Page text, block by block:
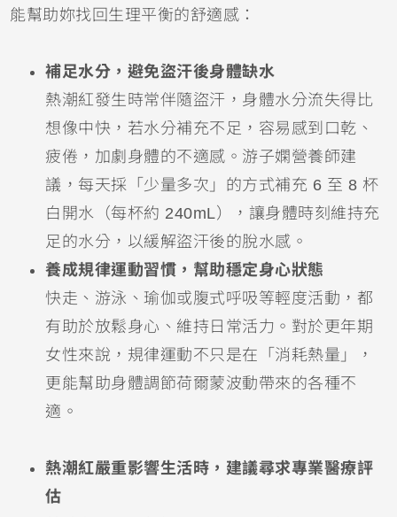
能幫助妳找回生理平衡的舒適感：
補足水分，避免盜汗後身體缺水
熱潮紅發生時常伴隨盜汗，身體水分流失得比
想像中快，若水分補充不足，容易感到口乾、
疲倦，加劇身體的不適感。游子嫻營養師建
議，每天採「少量多次」的方式補充 6 至 8 杯
白開水（每杯約 240mL），讓身體時刻維持充
足的水分，以緩解盜汗後的脫水感。
養成規律運動習慣，幫助穩定身心狀態
快走、游泳、瑜伽或腹式呼吸等輕度活動，都
有助於放鬆身心、維持日常活力。對於更年期
女性來說，規律運動不只是在「消耗熱量」，
更能幫助身體調節荷爾蒙波動帶來的各種不
適。
熱潮紅嚴重影響生活時，建議尋求專業醫療評
估